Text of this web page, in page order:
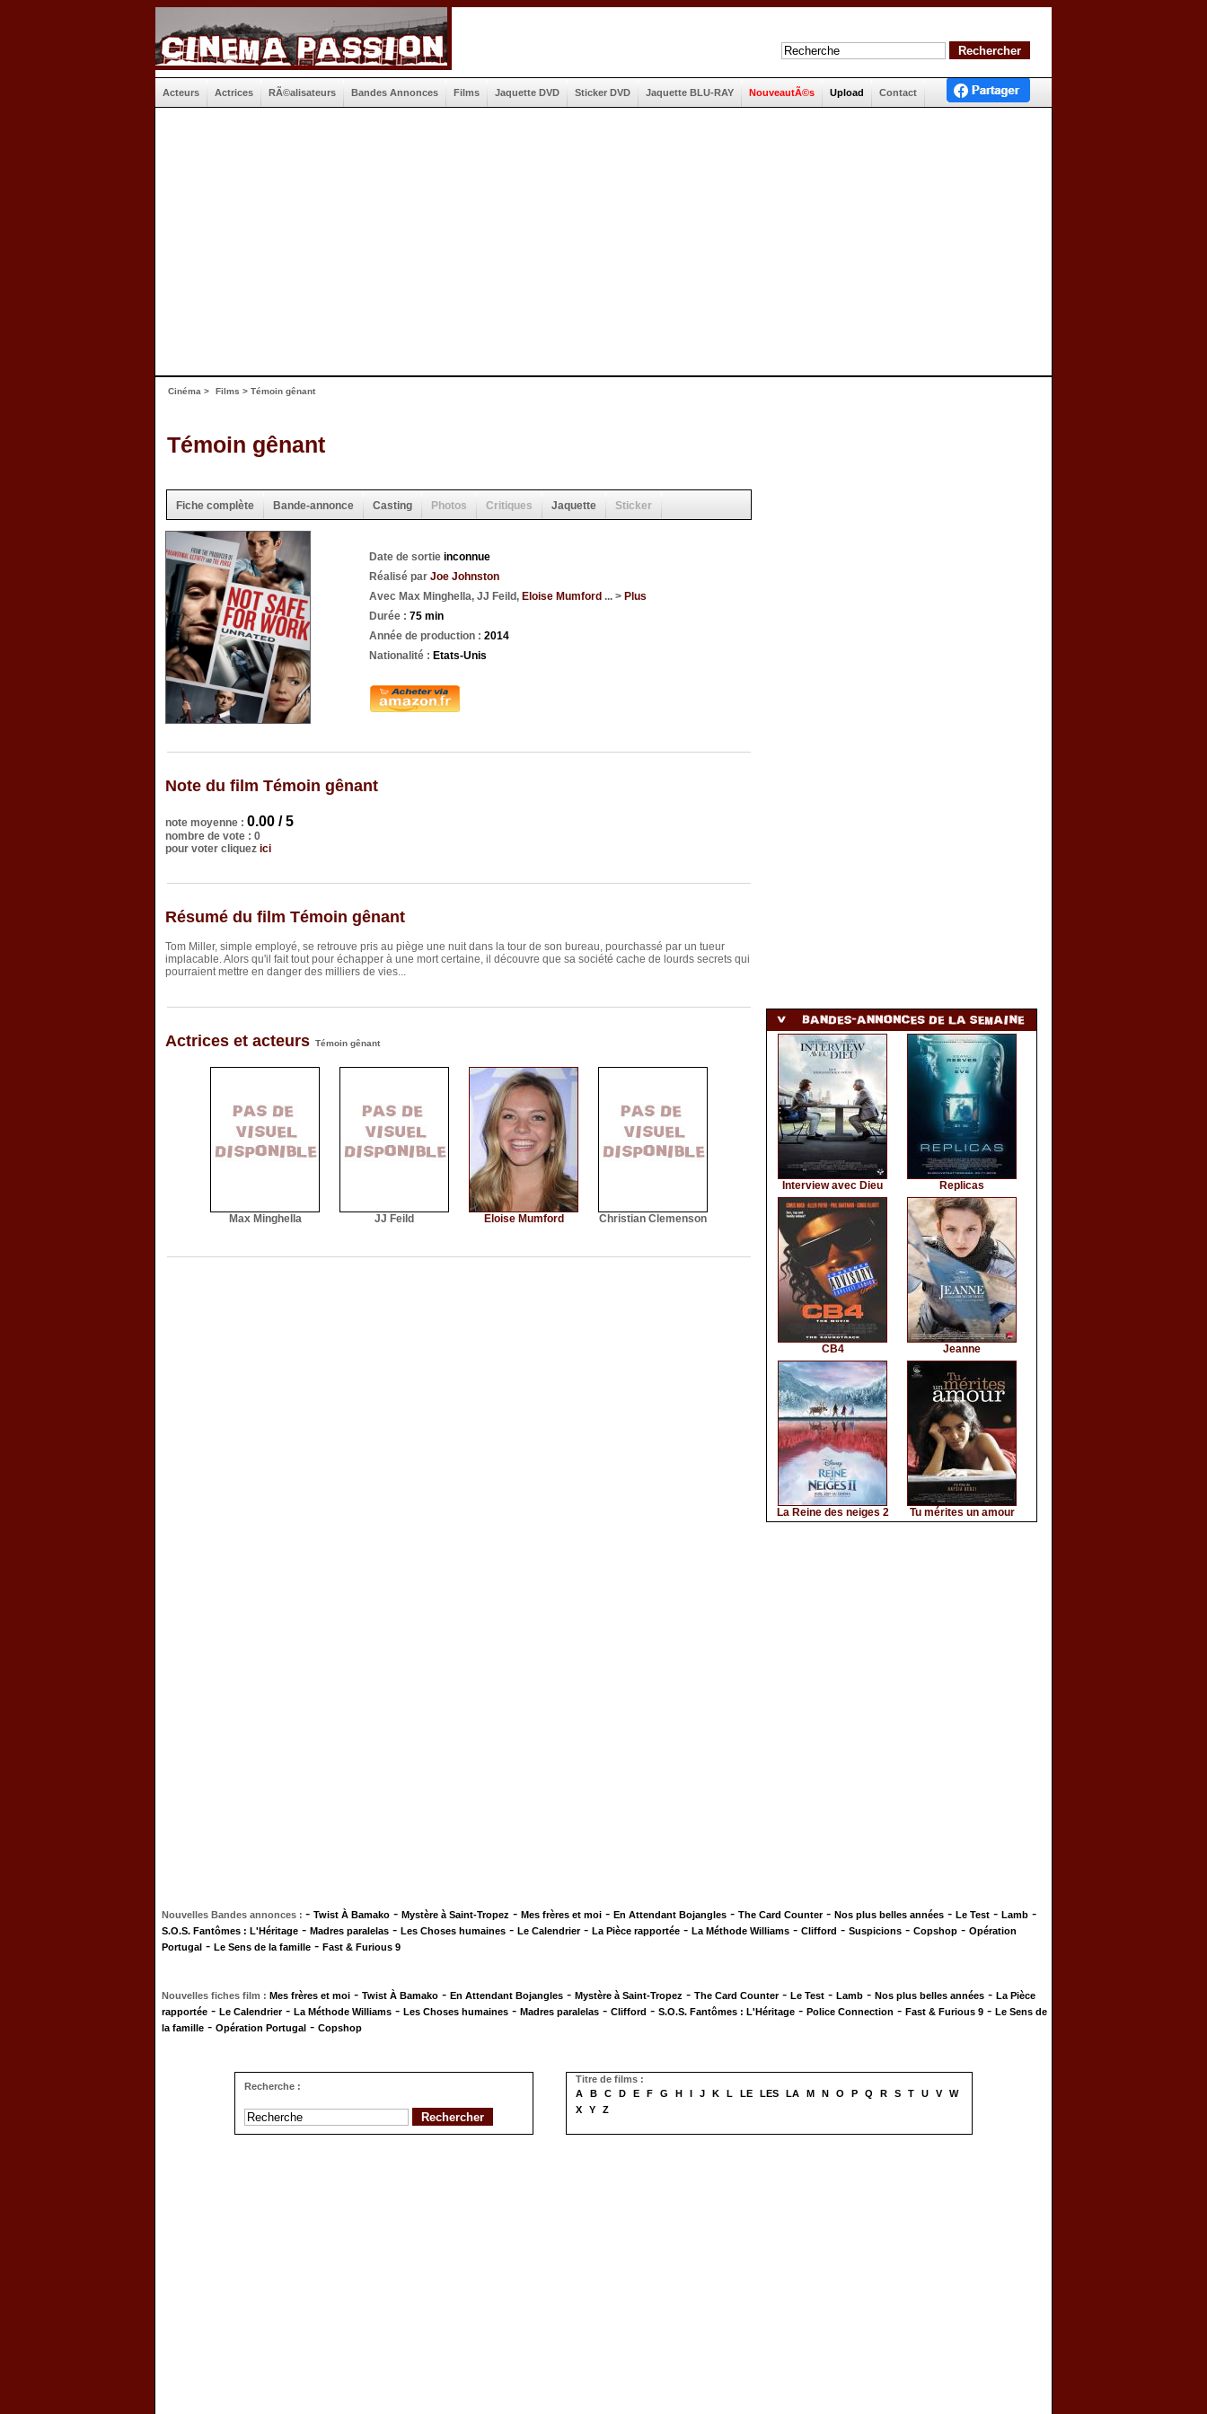
Acteurs Actrices RÃ©alisateurs Bandes Annonces Films Jaquette DVD Sticker DVD Jaquette BLU-RAY NouveautÃ©s Upload Contact
Cinéma > Films > Témoin gênant
Témoin gênant
Fiche complète Bande-annonce Casting Photos Critiques Jaquette Sticker
Date de sortie inconnue
Réalisé par Joe Johnston
Avec Max Minghella, JJ Feild, Eloise Mumford ... > Plus
Durée : 75 min
Année de production : 2014
Nationalité : Etats-Unis
Note du film Témoin gênant
note moyenne : 0.00 / 5
nombre de vote : 0
pour voter cliquez ici
Résumé du film Témoin gênant
Tom Miller, simple employé, se retrouve pris au piège une nuit dans la tour de son bureau, pourchassé par un tueur
implacable. Alors qu'il fait tout pour échapper à une mort certaine, il découvre que sa société cache de lourds secrets qui
pourraient mettre en danger des milliers de vies...
Actrices et acteurs Témoin gênant
Max Minghella JJ Feild Eloise Mumford Christian Clemenson
Interview avec Dieu Replicas
CB4 Jeanne
La Reine des neiges 2 Tu mérites un amour
Nouvelles Bandes annonces : - Twist À Bamako - Mystère à Saint-Tropez - Mes frères et moi - En Attendant Bojangles - The Card Counter- Nos plus belles années - Le Test - Lamb -
S.O.S. Fantômes : L'Héritage - Madres paralelas - Les Choses humaines - Le Calendrier- La Pièce rapportée - La Méthode Williams - Clifford - Suspicions - Copshop - Opération
Portugal - Le Sens de la famille - Fast & Furious 9
Nouvelles fiches film : Mes frères et moi - Twist À Bamako - En Attendant Bojangles - Mystère à Saint-Tropez - The Card Counter- Le Test - Lamb - Nos plus belles années - La Pièce
rapportée - Le Calendrier- La Méthode Williams - Les Choses humaines - Madres paralelas - Clifford - S.O.S. Fantômes : L'Héritage - Police Connection - Fast & Furious 9 - Le Sens de
la famille - Opération Portugal - Copshop
Recherche :
Titre de films :
A
B C D E F G H I J K L LE LES LA M N O P Q R S T U V
W
X
Y Z